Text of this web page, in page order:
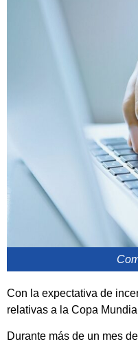
Con la expectativa de
relativas a la Copa
Durante más de un mes